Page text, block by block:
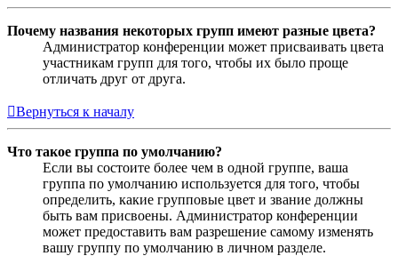
Почему названия некоторых групп имеют разные цвета?
Администратор конференции может присваивать цвета
участникам групп для того, чтобы их было проще
отличать друг от друга.
Вернуться к началу
Что такое группа по умолчанию?
Если вы состоите более чем в одной группе, ваша
группа по умолчанию используется для того, чтобы
определить, какие групповые цвет и звание должны
быть вам присвоены. Администратор конференции
может предоставить вам разрешение самому изменять
вашу группу по умолчанию в личном разделе.